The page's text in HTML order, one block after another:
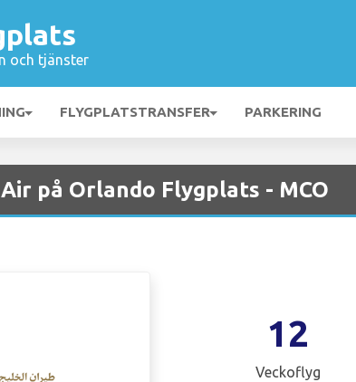
och tjänster
FLYGPLATSTRANSFER PARKERING
på Orlando Flygplats - MCO
12
Veckoflyg